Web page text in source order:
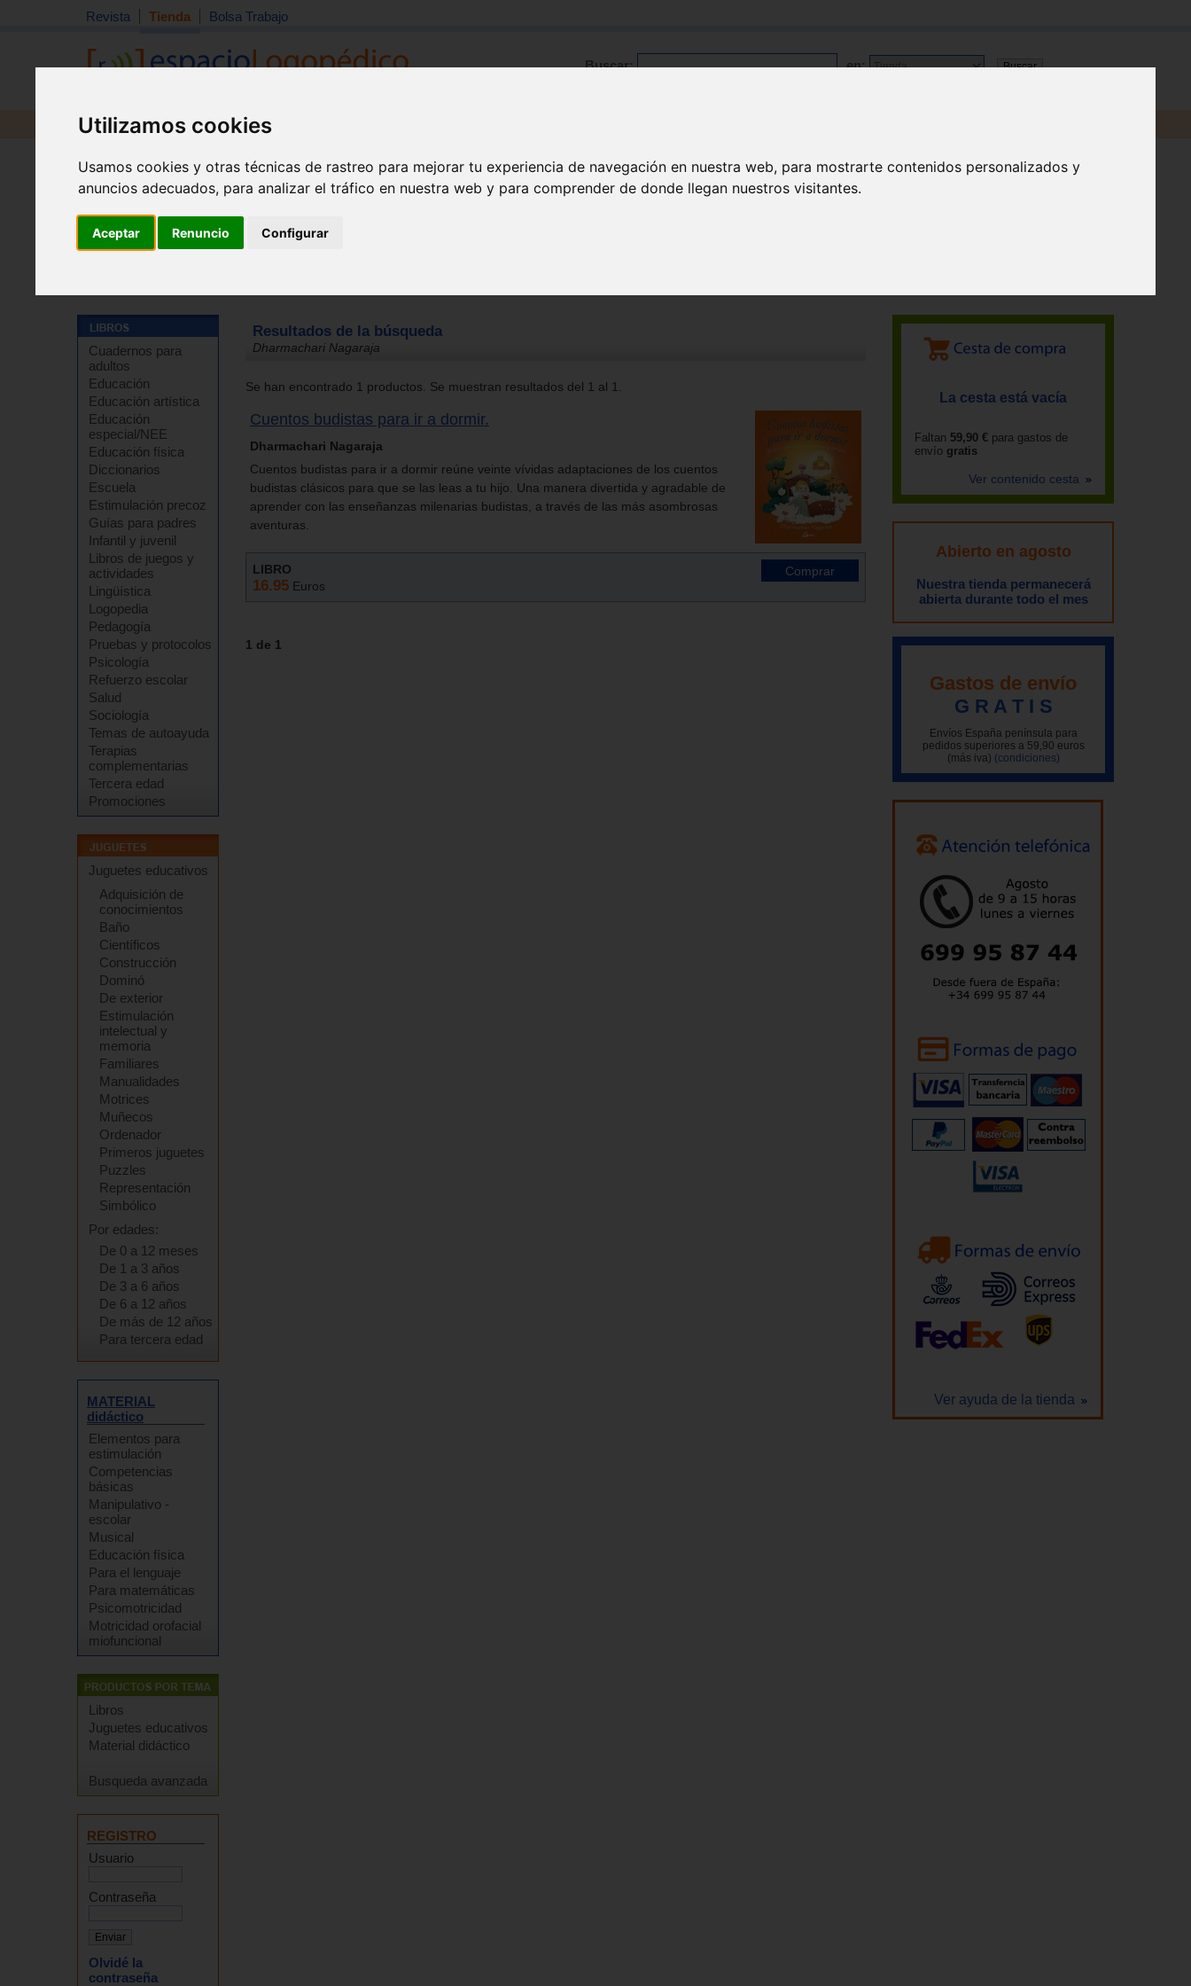
Utilizamos cookies
Usamos cookies y otras técnicas de rastreo para mejorar tu experiencia de navegación en nuestra web, para mostrarte contenidos personalizados y
anuncios adecuados, para analizar el tráfico en nuestra web y para comprender de donde llegan nuestros visitantes.
Aceptar Renuncio Configurar
Revista Tienda Bolsa Trabajo
Buscar: en:
Revista Libros Material
Cuadernos para
adultos
Educación
Educación artística
Educación
especial/NEE
Educación física
Diccionarios
Escuela
Estimulación precoz
Guías para padres
Infantil y juvenil
Libros de juegos y
actividades
Lingüística
Logopedia
Pedagogía
Pruebas y protocolos
Psicología
Refuerzo escolar
Salud
Sociología
Temas de autoayuda
Terapias
complementarias
Tercera edad
Promociones
Juguetes educativos
Adquisición de
conocimientos
Baño
Científicos
Construcción
Dominó
De exterior
Estimulación
intelectual y
memoria
Familiares
Manualidades
Motrices
Muñecos
Ordenador
Primeros juguetes
Puzzles
Representación
Simbólico
Por edades:
De 0 a 12 meses
De 1 a 3 años
De 3 a 6 años
De 6 a 12 años
De más de 12 años
Para tercera edad
MATERIAL
didáctico
Elementos para
estimulación
Competencias
básicas
Manipulativo -
escolar
Musical
Educación física
Para el lenguaje
Para matemáticas
Psicomotricidad
Motricidad orofacial
miofuncional
Libros
Juguetes educativos
Material didáctico
Busqueda avanzada
REGISTRO
Usuario
Contraseña
Olvidé la
contraseña
Resultados de la búsqueda
Dharmachari Nagaraja
Se han encontrado 1 productos. Se muestran resultados del 1 al 1.
Cuentos budistas para ir a dormir.
Dharmachari Nagaraja
Cuentos budistas para ir a dormir reúne veinte vívidas adaptaciones de los cuentos
budistas clásicos para que se las leas a tu hijo. Una manera divertida y agradable de
aprender con las enseñanzas milenarias budistas, a través de las más asombrosas
aventuras.
LIBRO
16.95 Euros
1 de 1
La cesta está vacía
Faltan 59,90 € para gastos de
envío gratis
Ver contenido cesta
Abierto en agosto
Nuestra tienda permanecerá
abierta durante todo el mes
Gastos de envío
G R A T I S
Envíos España península para
pedidos superiores a 59,90 euros
(más iva) (condiciones)
Ver ayuda de la tienda